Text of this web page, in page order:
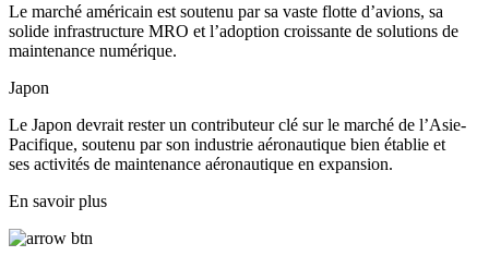
Le marché américain est soutenu par sa vaste flotte d’avions, sa
solide infrastructure MRO et l’adoption croissante de solutions de
maintenance numérique.
Japon
Le Japon devrait rester un contributeur clé sur le marché de l’Asie-
Pacifique, soutenu par son industrie aéronautique bien établie et
ses activités de maintenance aéronautique en expansion.
En savoir plus